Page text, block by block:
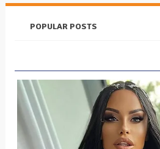
POPULAR POSTS